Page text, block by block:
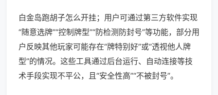
白金岛跑胡子怎么开挂；用户可通过第三方软件实现
“随意选牌”“控制牌型”“防检测防封号”等功能，部分用
户反映其他玩家可能存在“牌特别好”或“透视他人牌
型”的情况。这些工具通过后台运行、自动连接等技
术手段实现不平公，且“安全性高”“不被封号”。